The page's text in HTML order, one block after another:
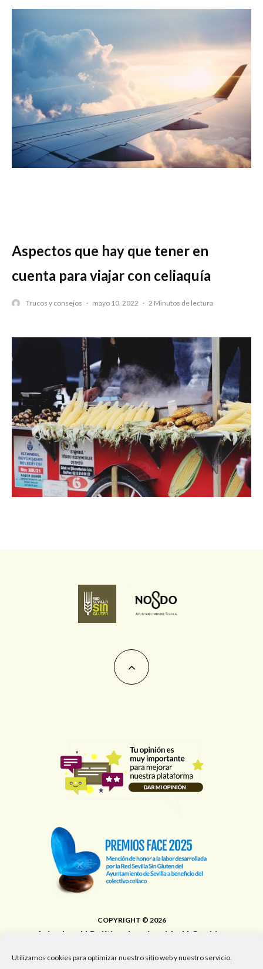
Utilizamos cookies para optimizar nuestro sitio web y nuestro servicio.
Aspectos que hay que tener en
cuenta para viajar con celiaquía
Trucos y consejos · mayo 10, 2022 · 2 Minutos de lectura
COPYRIGHT © 2026
Aviso legal| Política de privacidad | Cookies